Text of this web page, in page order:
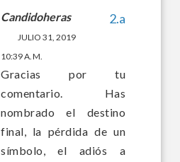
Candidoheras
JULIO 31, 2019
10:39 A. M.
Gracias por tu
comentario. Has
nombrado el destino
final, la pérdida de un
símbolo, el adiós a